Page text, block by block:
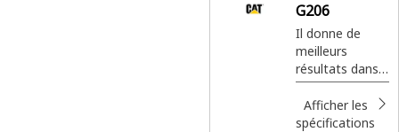
G206
Il donne de
meilleurs
résultats dans
les applications
de manutention
où l'on utilise
Afficher les
spécifications